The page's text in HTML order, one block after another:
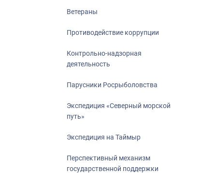
Ветераны
Противодействие коррупции
Контрольно-надзорная
деятельность
Парусники Росрыболовства
Экспедиция «Северный морской
путь»
Экспедиция на Таймыр
Перспективный механизм
государственной поддержки